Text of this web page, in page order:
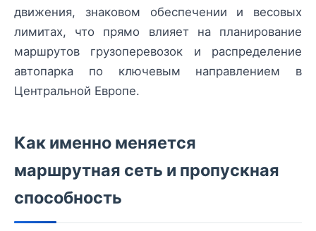
движения, знаковом обеспечении и весовых
лимитах, что прямо влияет на планирование
маршрутов грузоперевозок и распределение
автопарка по ключевым направлением в
Центральной Европе.
Как именно меняется
маршрутная сеть и пропускная
способность